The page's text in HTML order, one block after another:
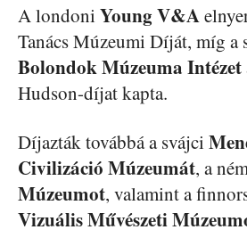
A londoni Young V&A
Tanács Múzeumi Díját, míg a
Bolondok Múzeuma Intézet
Hudson-díjat kapta.
Díjazták továbbá a svájci
Civilizáció Múzeumát, a
Múzeumot, valamint a
Vizuális Művészeti